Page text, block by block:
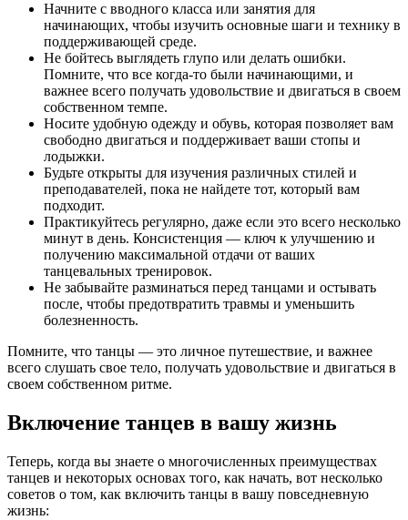
Начните с вводного класса или занятия для
начинающих, чтобы изучить основные шаги и технику в
поддерживающей среде.
Не бойтесь выглядеть глупо или делать ошибки.
Помните, что все когда-то были начинающими, и
важнее всего получать удовольствие и двигаться в своем
собственном темпе.
Носите удобную одежду и обувь, которая позволяет вам
свободно двигаться и поддерживает ваши стопы и
лодыжки.
Будьте открыты для изучения различных стилей и
преподавателей, пока не найдете тот, который вам
подходит.
Практикуйтесь регулярно, даже если это всего несколько
минут в день. Консистенция — ключ к улучшению и
получению максимальной отдачи от ваших
танцевальных тренировок.
Не забывайте разминаться перед танцами и остывать
после, чтобы предотвратить травмы и уменьшить
болезненность.
Помните, что танцы — это личное путешествие, и важнее
всего слушать свое тело, получать удовольствие и двигаться в
своем собственном ритме.
Включение танцев в вашу жизнь
Теперь, когда вы знаете о многочисленных преимуществах
танцев и некоторых основах того, как начать, вот несколько
советов о том, как включить танцы в вашу повседневную
жизнь: